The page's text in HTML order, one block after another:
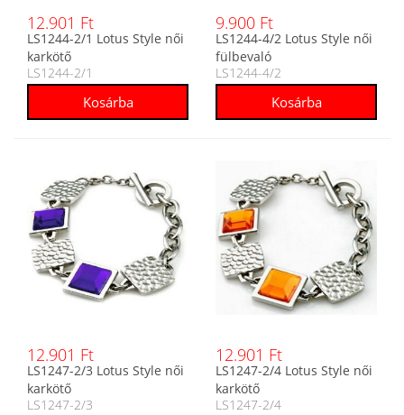
12.901 Ft
LS1244-2/1 Lotus Style női
karkötő
LS1244-2/1
9.900 Ft
LS1244-4/2 Lotus Style női
fülbevaló
LS1244-4/2
12.901 Ft
LS1247-2/3 Lotus Style női
karkötő
LS1247-2/3
12.901 Ft
LS1247-2/4 Lotus Style női
karkötő
LS1247-2/4